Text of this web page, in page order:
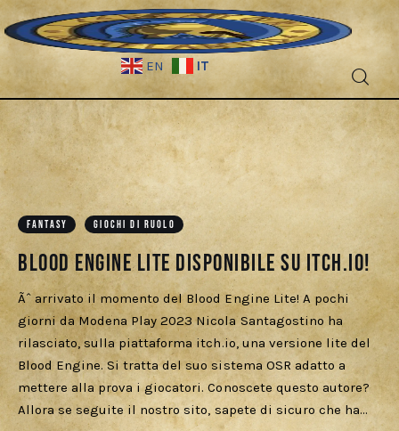
EN IT
Fantascienza
Fantasy
Games
Recensioni
Libri e fumetti
Cercatori
Download
FANTASY GIOCHI DI RUOLO
Blood Engine lite disponibile su itch.io!
Ãˆ arrivato il momento del Blood Engine Lite! A pochi
giorni da Modena Play 2023 Nicola Santagostino ha
rilasciato, sulla piattaforma itch.io, una versione lite del
Blood Engine. Si tratta del suo sistema OSR adatto a
mettere alla prova i giocatori. Conoscete questo autore?
Allora se seguite il nostro sito, sapete di sicuro che ha…